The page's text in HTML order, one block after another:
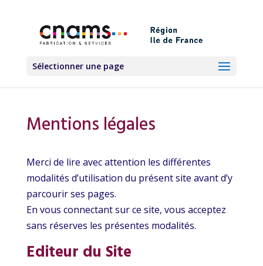
Sélectionner une page
Mentions légales
Merci de lire avec attention les différentes
modalités d’utilisation du présent site avant d’y
parcourir ses pages.
En vous connectant sur ce site, vous acceptez
sans réserves les présentes modalités.
Editeur du Site